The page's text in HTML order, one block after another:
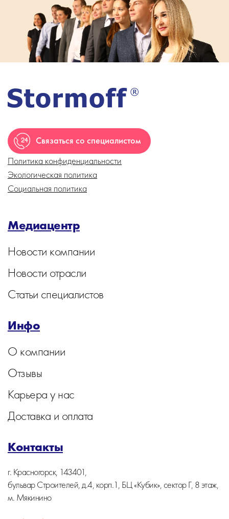
Связаться со специалистом
Политика конфиденциальности
Экологическая политика
Социальная политика
Медиацентр
Новости компании
Новости отрасли
Статьи специалистов
Инфо
О компании
Отзывы
Карьера у нас
Доставка и оплата
Контакты
г. Красногорск, 143401,
бульвар Строителей, д.4, корп.1, БЦ «Кубик», сектор Г, 8 этаж,
м. Мякинино